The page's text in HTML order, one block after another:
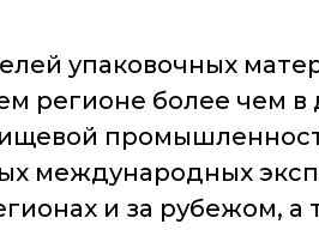
упаковочных
регионе более чем
международных
и за рубежом,